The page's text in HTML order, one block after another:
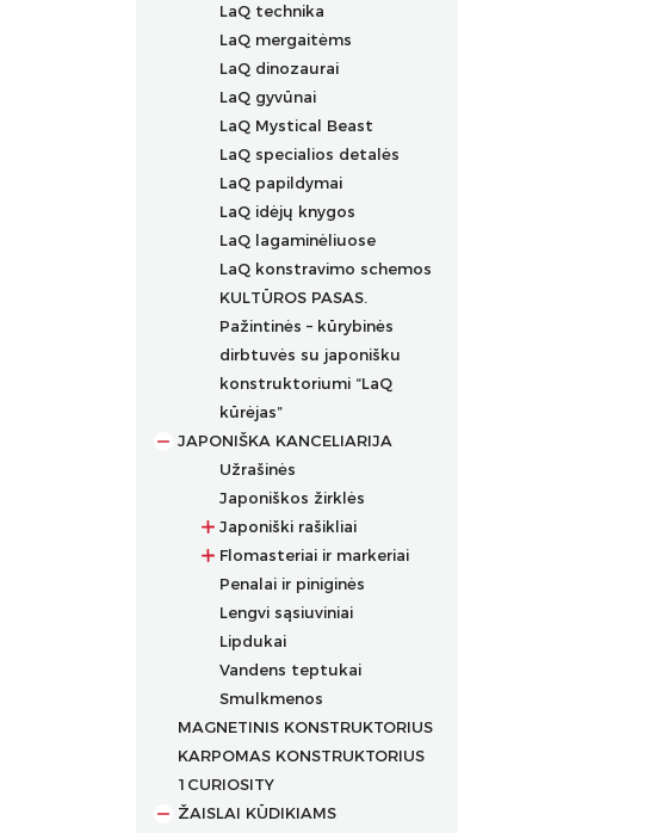
LaQ technika
LaQ mergaitėms
LaQ dinozaurai
LaQ gyvūnai
LaQ Mystical Beast
LaQ specialios detalės
LaQ papildymai
LaQ idėjų knygos
LaQ lagaminėliuose
LaQ konstravimo schemos
KULTŪROS PASAS.
Pažintinės – kūrybinės
dirbtuvės su japonišku
konstruktoriumi “LaQ
kūrėjas”
JAPONIŠKA KANCELIARIJA
Užrašinės
Japoniškos žirklės
Japoniški rašikliai
Prabangūs rašikliai
Rašikliai
Grafiniai rašikliai
Ergonomiški rašikliai
Dėklai rašikliams
Flomasteriai ir markeriai
Flomasteriai
Flomasteriai tekstilei
Akriliniai markeriai
Permanentiniai markeriai
Kreidiniai markeriai
Markeriai įvairių paviršių
dekoravimui
Markeriai porcelianui
Penalai ir piniginės
Lengvi sąsiuviniai
Lipdukai
Vandens teptukai
Smulkmenos
MAGNETINIS KONSTRUKTORIUS
KARPOMAS KONSTRUKTORIUS
1CURIOSITY
ŽAISLAI KŪDIKIAMS